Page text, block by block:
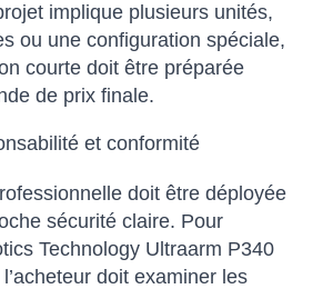
implique plusieurs unités,
ou une configuration spéciale,
courte doit être préparée
de prix finale.
et conformité
doit être déployée
sécurité claire. Pour
Technology Ultraarm P340
doit examiner les